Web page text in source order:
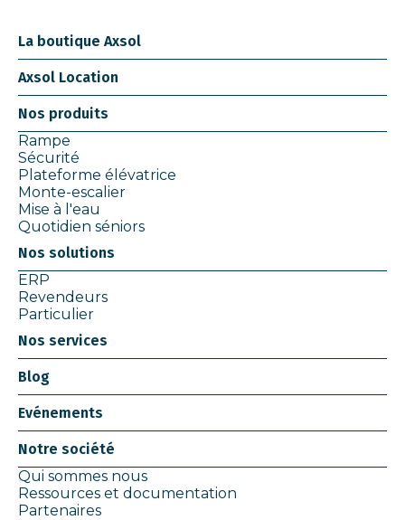
La boutique Axsol
Axsol Location
Nos produits
Rampe
Sécurité
Plateforme élévatrice
Monte-escalier
Mise à l'eau
Quotidien séniors
Nos solutions
ERP
Revendeurs
Particulier
Nos services
Blog
Evénements
Notre société
Qui sommes nous
Ressources et documentation
Partenaires